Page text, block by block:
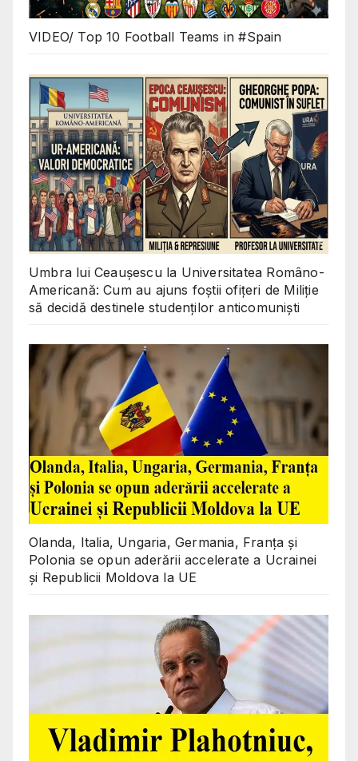
VIDEO/ Top 10 Football Teams in #Spain
Umbra lui Ceaușescu la Universitatea Româno-
Americană: Cum au ajuns foștii ofițeri de Miliție
să decidă destinele studenților anticomuniști
Olanda, Italia, Ungaria, Germania, Franța și
Polonia se opun aderării accelerate a Ucrainei
și Republicii Moldova la UE